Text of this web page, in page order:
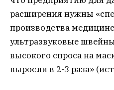
расширения нужны
производства
ультразвуковые
высокого спроса на
выросли в 2-3 раза»